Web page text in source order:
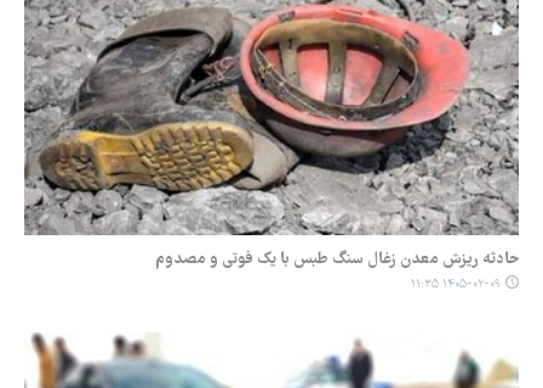
حادثه ریزش معدن زغال سنگ طبس با یک فوتی و مصدوم
۱۴۰۵-۰۲-۰۹ ۱۱:۳۵